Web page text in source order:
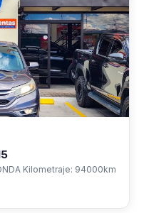
Kilometraje: 94000km